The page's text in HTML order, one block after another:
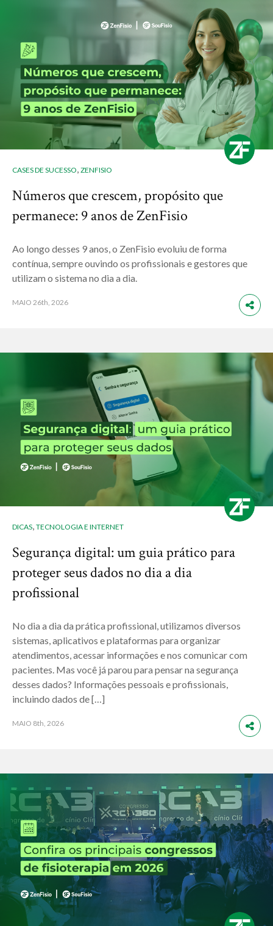
CASES DE SUCESSO, ZENFISIO
Números que crescem, propósito que
permanece: 9 anos de ZenFisio
Ao longo desses 9 anos, o ZenFisio evoluiu de forma
contínua, sempre ouvindo os profissionais e gestores que
utilizam o sistema no dia a dia.
MAIO 26th, 2026
DICAS, TECNOLOGIA E INTERNET
Segurança digital: um guia prático para
proteger seus dados no dia a dia
profissional
No dia a dia da prática profissional, utilizamos diversos
sistemas, aplicativos e plataformas para organizar
atendimentos, acessar informações e nos comunicar com
pacientes. Mas você já parou para pensar na segurança
desses dados? Informações pessoais e profissionais,
incluindo dados de […]
MAIO 8th, 2026